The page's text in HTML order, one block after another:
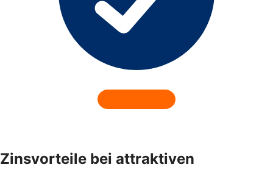
Zinsvorteile bei attraktiven